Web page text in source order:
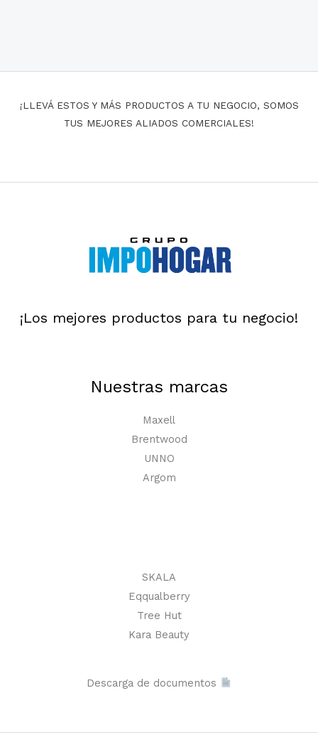
¡LLEVÁ ESTOS Y MÁS PRODUCTOS A TU NEGOCIO, SOMOS
TUS MEJORES ALIADOS COMERCIALES!
¡Los mejores productos para tu negocio!
Nuestras marcas
Maxell
Brentwood
UNNO
Argom
SKALA
Eqqualberry
Tree Hut
Kara Beauty
Descarga de documentos